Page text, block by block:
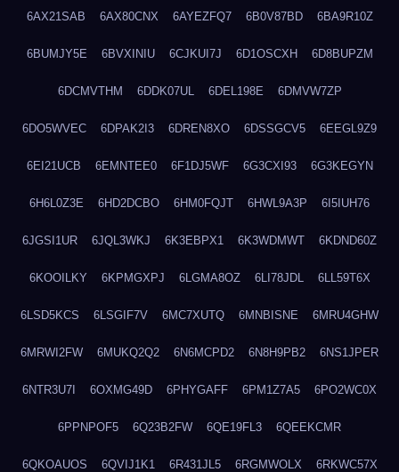
6AX21SAB 6AX80CNX 6AYEZFQ7 6B0V87BD 6BA9R10Z
6BUMJY5E 6BVXINIU 6CJKUI7J 6D1OSCXH 6D8BUPZM
6DCMVTHM 6DDK07UL 6DEL198E 6DMVW7ZP
6DO5WVEC 6DPAK2I3 6DREN8XO 6DSSGCV5 6EEGL9Z9
6EI21UCB 6EMNTEE0 6F1DJ5WF 6G3CXI93 6G3KEGYN
6H6L0Z3E 6HD2DCBO 6HM0FQJT 6HWL9A3P 6I5IUH76
6JGSI1UR 6JQL3WKJ 6K3EBPX1 6K3WDMWT 6KDND60Z
6KOOILKY 6KPMGXPJ 6LGMA8OZ 6LI78JDL 6LL59T6X
6LSD5KCS 6LSGIF7V 6MC7XUTQ 6MNBISNE 6MRU4GHW
6MRWI2FW 6MUKQ2Q2 6N6MCPD2 6N8H9PB2 6NS1JPER
6NTR3U7I 6OXMG49D 6PHYGAFF 6PM1Z7A5 6PO2WC0X
6PPNPOF5 6Q23B2FW 6QE19FL3 6QEEKCMR
6QKOAUOS 6QVIJ1K1 6R431JL5 6RGMWOLX 6RKWC57X